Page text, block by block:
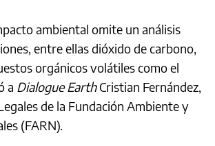
ambiental omite un análisis
entre ellas dióxido de carbono,
orgánicos volátiles como el
a Dialogue EarthCristian Fernández,
de la Fundación Ambiente y
(FARN).